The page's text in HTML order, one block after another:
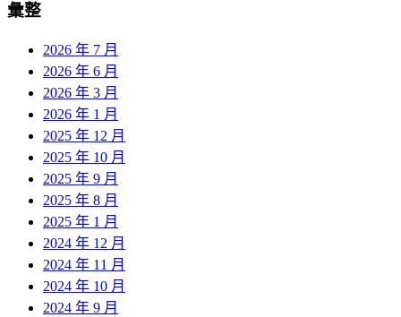
彙整
2026 年 7 月
2026 年 6 月
2026 年 3 月
2026 年 1 月
2025 年 12 月
2025 年 10 月
2025 年 9 月
2025 年 8 月
2025 年 1 月
2024 年 12 月
2024 年 11 月
2024 年 10 月
2024 年 9 月